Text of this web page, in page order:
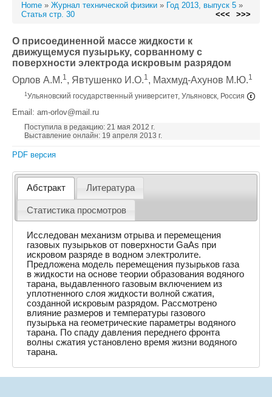
Home » Журнал технической физики » Год 2013, выпуск 5 »
Статья стр. 30
<<< >>>
О присоединенной массе жидкости к
движущемуся пузырьку, сорванному с
поверхности электрода искровым разрядом
Орлов А.М.1, Явтушенко И.О.1, Махмуд-Ахунов М.Ю.1
1 Ульяновский государственный университет, Ульяновск, Россия
Email: am-orlov@mail.ru
Поступила в редакцию: 21 мая 2012 г.
Выставление онлайн: 19 апреля 2013 г.
PDF версия
Абстракт Литература
Статистика просмотров
Исследован механизм отрыва и перемещения
газовых пузырьков от поверхности GaAs при
искровом разряде в водном электролите.
Предложена модель перемещения пузырьков газа
в жидкости на основе теории образования водяного
тарана, выдавленного газовым включением из
уплотненного слоя жидкости волной сжатия,
созданной искровым разрядом. Рассмотрено
влияние размеров и температуры газового
пузырька на геометрические параметры водяного
тарана. По спаду давления переднего фронта
волны сжатия установлено время жизни водяного
тарана.